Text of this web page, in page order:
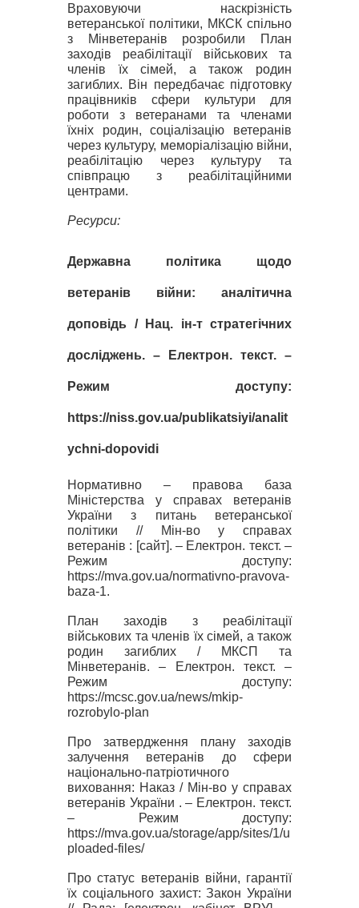
Враховуючи наскрізність
ветеранської політики, МКСК спільно
з Мінветеранів розробили План
заходів реабілітації військових та
членів їх сімей, а також родин
загиблих. Він передбачає підготовку
працівників сфери культури для
роботи з ветеранами та членами
їхніх родин, соціалізацію ветеранів
через культуру, меморіалізацію війни,
реабілітацію через культуру та
співпрацю з реабілітаційними
центрами.
Ресурси:
Державна політика щодо
ветеранів війни: аналітична
доповідь / Нац. ін-т стратегічних
досліджень. – Електрон. текст. –
Режим доступу:
https://niss.gov.ua/publikatsiyi/analit
ychni-dopovidi
Нормативно – правова база
Міністерства у справах ветеранів
України з питань ветеранської
політики // Мін-во у справах
ветеранів : [сайт]. – Електрон. текст. –
Режим доступу:
https://mva.gov.ua/normativno-pravova-
baza-1.
План заходів з реабілітації
військових та членів їх сімей, а також
родин загиблих / МКСП та
Мінветеранів. – Електрон. текст. –
Режим доступу:
https://mcsc.gov.ua/news/mkip-
rozrobylo-plan
Про затвердження плану заходів
залучення ветеранів до сфери
національно-патріотичного
виховання: Наказ / Мін-во у справах
ветеранів України . – Електрон. текст.
– Режим доступу:
https://mva.gov.ua/storage/app/sites/1/u
ploaded-files/
Про статус ветеранів війни, гарантії
їх соціального захист: Закон України